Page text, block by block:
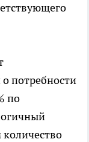
потребности
по